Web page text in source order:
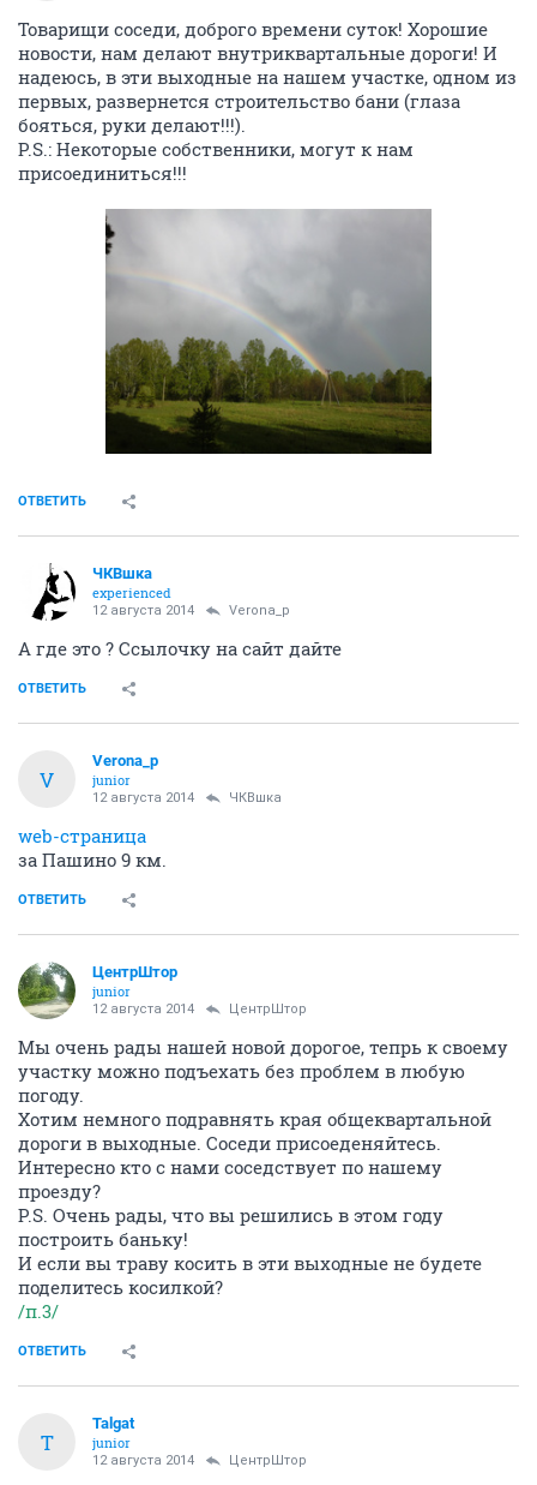
Товарищи соседи, доброго времени суток! Хорошие
новости, нам делают внутриквартальные дороги! И
надеюсь, в эти выходные на нашем участке, одном из
первых, развернется строительство бани (глаза
бояться, руки делают!!!).
P.S.: Некоторые собственники, могут к нам
присоединиться!!!
ОТВЕТИТЬ
ЧКВшка
experienced
12 августа 2014 Verona_p
А где это ? Ссылочку на сайт дайте
ОТВЕТИТЬ
V
Verona_p
junior
12 августа 2014 ЧКВшка
web-страница
за Пашино 9 км.
ОТВЕТИТЬ
ЦентрШтор
junior
12 августа 2014 ЦентрШтор
Мы очень рады нашей новой дорогое, тепрь к своему
участку можно подъехать без проблем в любую
погоду.
Хотим немного подравнять края общеквартальной
дороги в выходные. Соседи присоеденяйтесь.
Интересно кто с нами соседствует по нашему
проезду?
P.S. Очень рады, что вы решились в этом году
построить баньку!
И если вы траву косить в эти выходные не будете
поделитесь косилкой?
/п.3/
ОТВЕТИТЬ
T
Talgat
junior
12 августа 2014 ЦентрШтор